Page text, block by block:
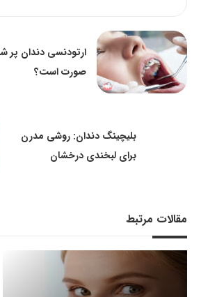
ارتودنسی دندان پر
صورت است؟
بلیچینگ دندان: روشی مدرن
برای لبخندی درخشان
مقالات مرتبط